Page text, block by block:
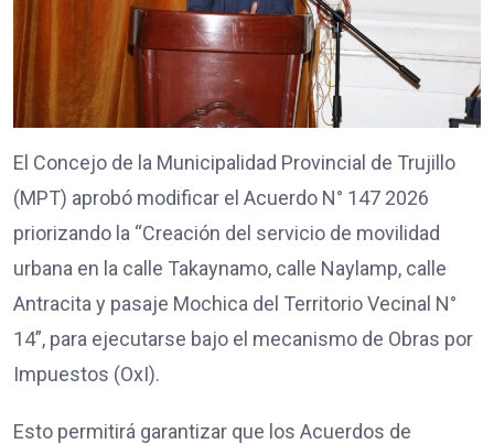
El Concejo de la Municipalidad Provincial de Trujillo
(MPT) aprobó modificar el Acuerdo N° 147 2026
priorizando la “Creación del servicio de movilidad
urbana en la calle Takaynamo, calle Naylamp, calle
Antracita y pasaje Mochica del Territorio Vecinal N°
14”, para ejecutarse bajo el mecanismo de Obras por
Impuestos (OxI).
Esto permitirá garantizar que los Acuerdos de